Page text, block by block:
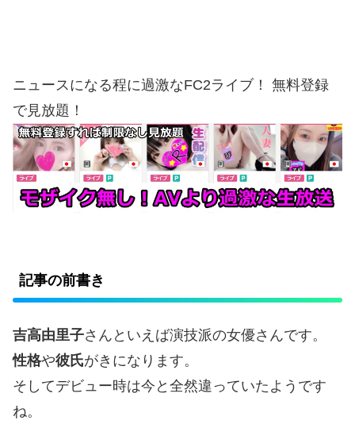
ニュースになる程に過激なFC2ライブ！ 無料登録
で見放題！
記事の前書き
吉高由里子さんといえば演技派の女優さんです。
性格や彼氏がきになります。
そしてデビュー時は今と全然違っていたようです
ね。